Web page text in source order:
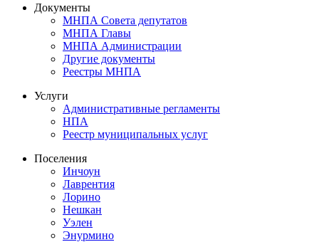
Документы
МНПА Совета депутатов
МНПА Главы
МНПА Администрации
Другие документы
Реестры МНПА
Услуги
Административные регламенты
НПА
Реестр муниципальных услуг
Поселения
Инчоун
Лаврентия
Лорино
Нешкан
Уэлен
Энурмино